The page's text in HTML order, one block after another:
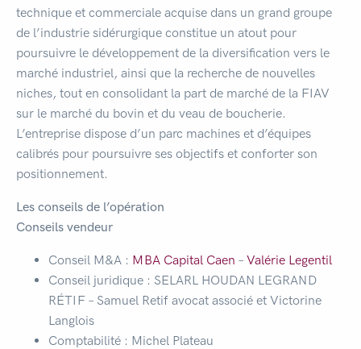
technique et commerciale acquise dans un grand groupe
de l’industrie sidérurgique constitue un atout pour
poursuivre le développement de la diversification vers le
marché industriel, ainsi que la recherche de nouvelles
niches, tout en consolidant la part de marché de la FIAV
sur le marché du bovin et du veau de boucherie.
L’entreprise dispose d’un parc machines et d’équipes
calibrés pour poursuivre ses objectifs et conforter son
positionnement.
Les conseils de l’opération
Conseils vendeur
Conseil M&A : MBA Capital Caen – Valérie Legentil
Conseil juridique : SELARL HOUDAN LEGRAND
RÉTIF – Samuel Retif avocat associé et Victorine
Langlois
Comptabilité : Michel Plateau